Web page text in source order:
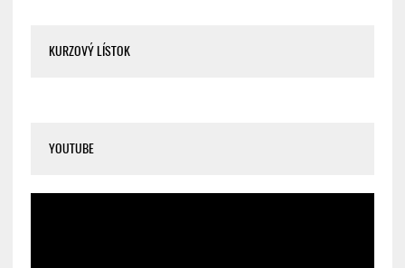
KURZOVÝ LÍSTOK
YOUTUBE